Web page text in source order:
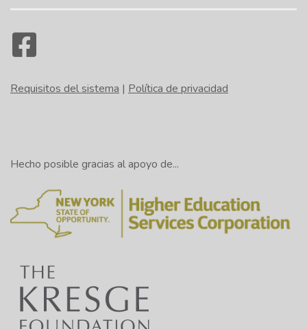
Requisitos del sistema | Política de privacidad
Hecho posible gracias al apoyo de...